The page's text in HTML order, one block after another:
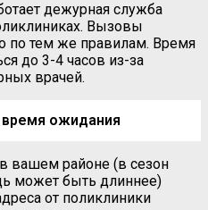
дежурная служба
Вызовы
по тем же правилам. Время
до 3-4 часов из-за
врачей.
ожидания
вашем районе (в сезон
может быть длиннее)
от поликлиники